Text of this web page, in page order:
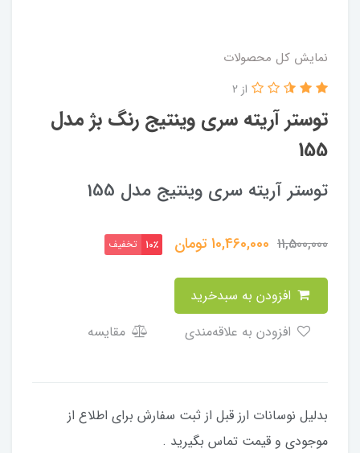
نمایش کل محصولات
توستر آریته سری وینتیج رنگ بژ مدل
155
از 2
توستر آریته سری وینتیج مدل 155
11,500,000
10,460,000تومان 10٪ تخفیف
مقایسه
بدلیل نوسانات ارز قبل از ثبت سفارش برای اطلاع از
موجودی و قیمت تماس بگیرید .